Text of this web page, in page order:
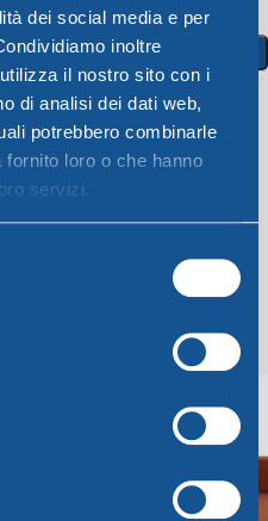
dei social media e per
inoltre
il nostro sito con i
di analisi dei dati web,
potrebbero combinarle
loro o che hanno
servizi.
Carrello
Capacità
–